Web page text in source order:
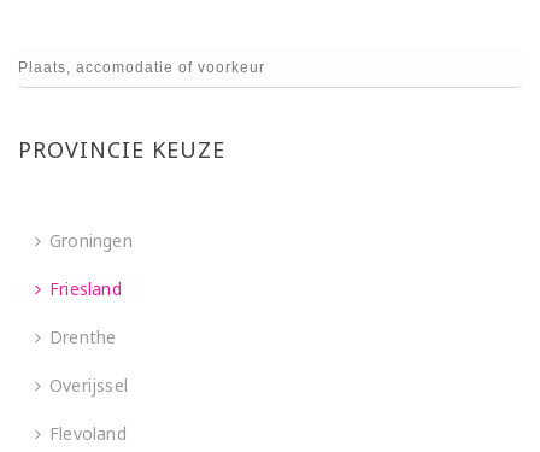
PROVINCIE KEUZE
Groningen
Friesland
Drenthe
Overijssel
Flevoland